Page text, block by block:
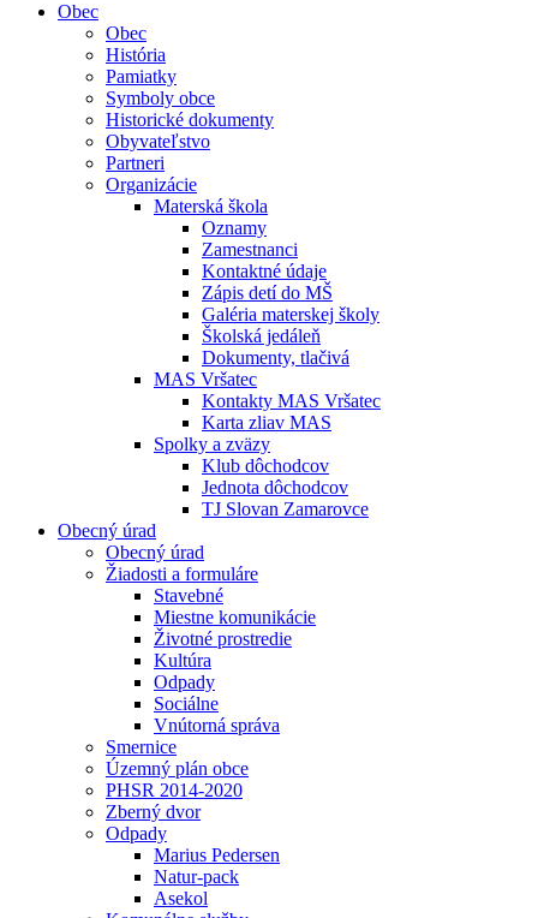
Obec
Obec
História
Pamiatky
Symboly obce
Historické dokumenty
Obyvateľstvo
Partneri
Organizácie
Materská škola
Oznamy
Zamestnanci
Kontaktné údaje
Zápis detí do MŠ
Galéria materskej školy
Školská jedáleň
Dokumenty, tlačivá
MAS Vršatec
Kontakty MAS Vršatec
Karta zliav MAS
Spolky a zväzy
Klub dôchodcov
Jednota dôchodcov
TJ Slovan Zamarovce
Obecný úrad
Obecný úrad
Žiadosti a formuláre
Stavebné
Miestne komunikácie
Životné prostredie
Kultúra
Odpady
Sociálne
Vnútorná správa
Smernice
Územný plán obce
PHSR 2014-2020
Zberný dvor
Odpady
Marius Pedersen
Natur-pack
Asekol